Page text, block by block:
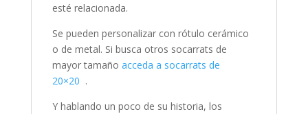
esté relacionada.
Se pueden personalizar con rótulo cerámico
o de metal. Si busca otros socarrats de
mayor tamaño acceda a socarrats de
20×20 .
Y hablando un poco de su historia, los